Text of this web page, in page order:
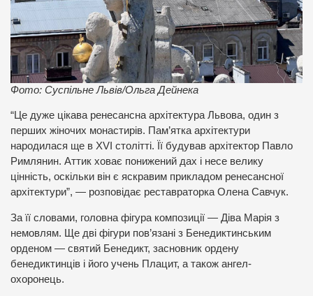
Фото: Суспільне Львів/Ольга Дейнека
“Це дуже цікава ренесансна архітектура Львова, один з
перших жіночих монастирів. Пам’ятка архітектури
народилася ще в XVI столітті. Її будував архітектор Павло
Римлянин. Аттик ховає понижений дах і несе велику
цінність, оскільки він є яскравим прикладом ренесансної
архітектури”, — розповідає реставраторка Олена Савчук.
За її словами, головна фігура композиції — Діва Марія з
немовлям. Ще дві фігури пов’язані з Бенедиктинським
орденом — святий Бенедикт, засновник ордену
бенедиктинців і його учень Плацит, а також ангел-
охоронець.